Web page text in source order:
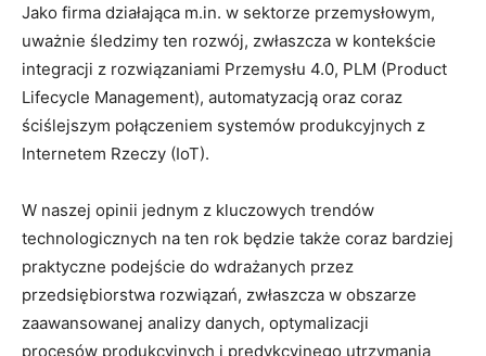
Jako firma działająca m.in. w sektorze przemysłowym,
uważnie śledzimy ten rozwój, zwłaszcza w kontekście
integracji z rozwiązaniami Przemysłu 4.0, PLM (Product
Lifecycle Management), automatyzacją oraz coraz
ściślejszym połączeniem systemów produkcyjnych z
Internetem Rzeczy (IoT).
W naszej opinii jednym z kluczowych trendów
technologicznych na ten rok będzie także coraz bardziej
praktyczne podejście do wdrażanych przez
przedsiębiorstwa rozwiązań, zwłaszcza w obszarze
zaawansowanej analizy danych, optymalizacji
procesów produkcyjnych i predykcyjnego utrzymania